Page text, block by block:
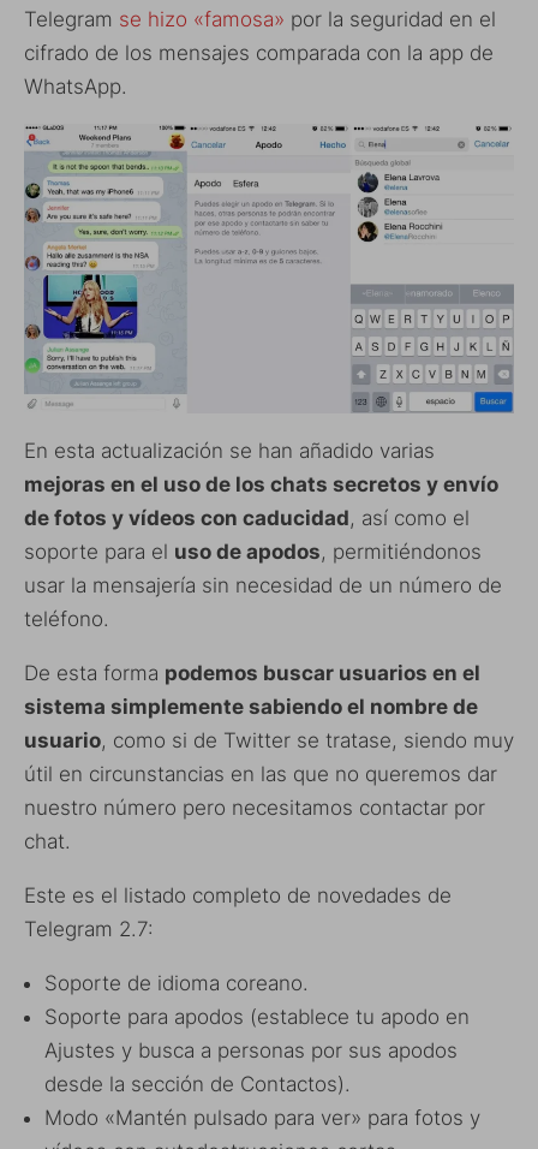
Telegram se hizo «famosa» por la seguridad en el
cifrado de los mensajes comparada con la app de
WhatsApp.
En esta actualización se han añadido varias
mejoras en el uso de los chats secretos y envío
de fotos y vídeos con caducidad, así como el
soporte para el uso de apodos, permitiéndonos
usar la mensajería sin necesidad de un número de
teléfono.
De esta forma podemos buscar usuarios en el
sistema simplemente sabiendo el nombre de
usuario, como si de Twitter se tratase, siendo muy
útil en circunstancias en las que no queremos dar
nuestro número pero necesitamos contactar por
chat.
Este es el listado completo de novedades de
Telegram 2.7:
Soporte de idioma coreano.
Soporte para apodos (establece tu apodo en
Ajustes y busca a personas por sus apodos
desde la sección de Contactos).
Modo «Mantén pulsado para ver» para fotos y